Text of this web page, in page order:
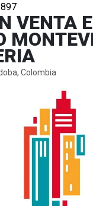
VENTA
Colombia